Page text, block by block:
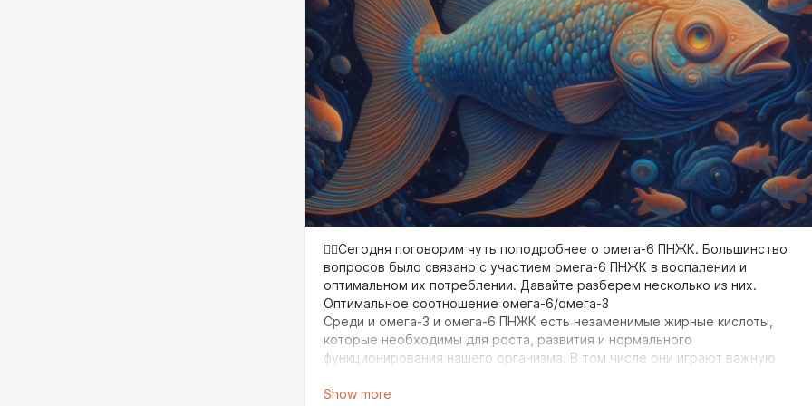
продуктом и подходит для здорового питания при употреблении в
умеренном количестве.
Сыр является богатым источником:
➖высококачественного животного белка (в основном казеина). В 100 г
сыра в зависимости от сорта в среднем содержится 22-29 г белка;
👨‍⚕️Сегодня поговорим чуть поподробнее о омега-6 ПНЖК. Большинство
вопросов было связано с участием омега-6 ПНЖК в воспалении и
оптимальном их потреблении. Давайте разберем несколько из них.
Оптимальное соотношение омега-6/омега-3
Среди и омега-3 и омега-6 ПНЖК есть незаменимые жирные кислоты,
которые необходимы для роста, развития и нормального
функционирования нашего организма. В том числе они играют важную
📈Только линолевая кислота (ЛК) и производная от нее арахидоновая
Show more